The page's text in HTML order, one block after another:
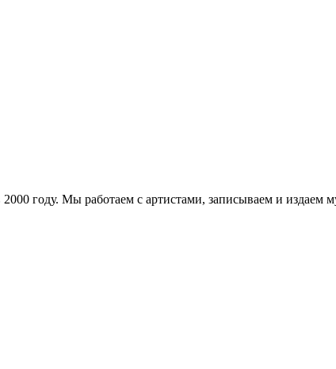
году. Мы работаем с артистами, записываем и